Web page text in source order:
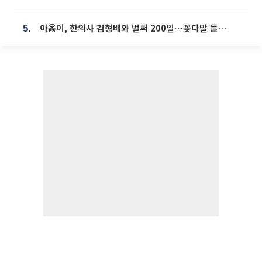
5. 아옳이, 한의사 김형배와 벌써 200일⋯꽃다발 들고 "프러포즈 아냐"